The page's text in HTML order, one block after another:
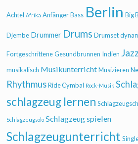
Achtel Afrika Anfänger Bass Berlin Big
Djembe Drummer Drums Drumset
Fortgeschrittene Gesundbrunnen Indien Jazz
musikalisch Musikunterricht Musizieren
Rhythmus Ride Cymbal Rock-Musik
schlagzeug lernen
Schlagzeugsolo Schlagzeug spielen
Schlagzeugunterricht